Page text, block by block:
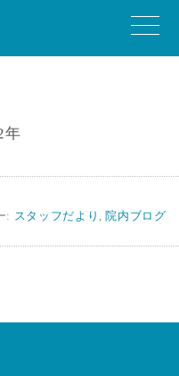
toggle
年
: スタッフだより , 院内ブログ